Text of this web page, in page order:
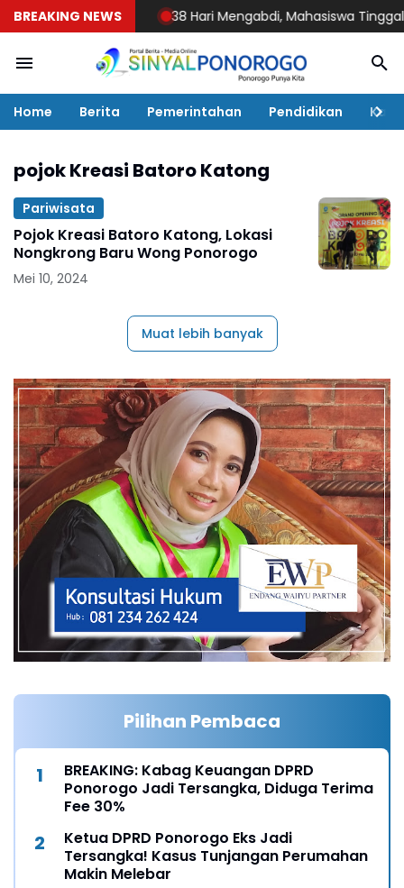
BREAKING NEWS 38 Hari Mengabdi, Mahasiswa Tinggalkan
Home Berita Pemerintahan Pendidikan
pojok Kreasi Batoro Katong
Pariwisata
Pojok Kreasi Batoro Katong, Lokasi
Nongkrong Baru Wong Ponorogo
Mei 10, 2024
Muat lebih banyak
Pilihan Pembaca
BREAKING: Kabag Keuangan DPRD
Ponorogo Jadi Tersangka, Diduga Terima
Fee 30%
Ketua DPRD Ponorogo Eks Jadi
Tersangka! Kasus Tunjangan Perumahan
Makin Melebar